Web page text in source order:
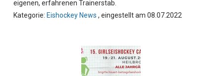
eigenen, erfahrenen Trainerstab.
Kategorie: Eishockey News , eingestellt am 08.07.2022